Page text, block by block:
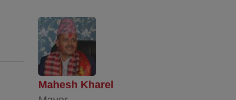
Mahesh Kharel